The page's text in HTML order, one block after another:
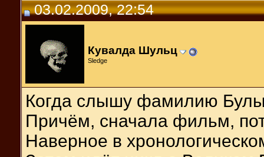
03.02.2009, 22:54
Кувалда Шульц
Sledge
Когда слышу фамилию
Причём, сначала фильм,
Наверное в